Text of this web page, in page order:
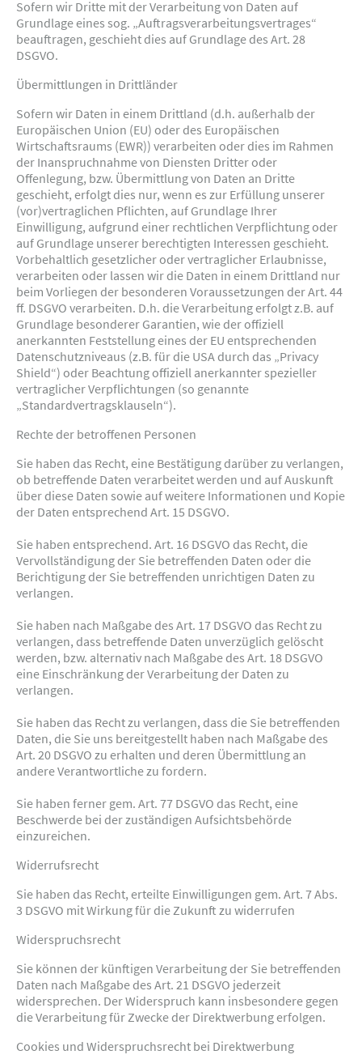
Sofern wir Dritte mit der Verarbeitung von Daten auf
Grundlage eines sog. „Auftragsverarbeitungsvertrages“
beauftragen, geschieht dies auf Grundlage des Art. 28
DSGVO.
Übermittlungen in Drittländer
Sofern wir Daten in einem Drittland (d.h. außerhalb der
Europäischen Union (EU) oder des Europäischen
Wirtschaftsraums (EWR)) verarbeiten oder dies im Rahmen
der Inanspruchnahme von Diensten Dritter oder
Offenlegung, bzw. Übermittlung von Daten an Dritte
geschieht, erfolgt dies nur, wenn es zur Erfüllung unserer
(vor)vertraglichen Pflichten, auf Grundlage Ihrer
Einwilligung, aufgrund einer rechtlichen Verpflichtung oder
auf Grundlage unserer berechtigten Interessen geschieht.
Vorbehaltlich gesetzlicher oder vertraglicher Erlaubnisse,
verarbeiten oder lassen wir die Daten in einem Drittland nur
beim Vorliegen der besonderen Voraussetzungen der Art. 44
ff. DSGVO verarbeiten. D.h. die Verarbeitung erfolgt z.B. auf
Grundlage besonderer Garantien, wie der offiziell
anerkannten Feststellung eines der EU entsprechenden
Datenschutzniveaus (z.B. für die USA durch das „Privacy
Shield“) oder Beachtung offiziell anerkannter spezieller
vertraglicher Verpflichtungen (so genannte
„Standardvertragsklauseln“).
Rechte der betroffenen Personen
Sie haben das Recht, eine Bestätigung darüber zu verlangen,
ob betreffende Daten verarbeitet werden und auf Auskunft
über diese Daten sowie auf weitere Informationen und Kopie
der Daten entsprechend Art. 15 DSGVO.
Sie haben entsprechend. Art. 16 DSGVO das Recht, die
Vervollständigung der Sie betreffenden Daten oder die
Berichtigung der Sie betreffenden unrichtigen Daten zu
verlangen.
Sie haben nach Maßgabe des Art. 17 DSGVO das Recht zu
verlangen, dass betreffende Daten unverzüglich gelöscht
werden, bzw. alternativ nach Maßgabe des Art. 18 DSGVO
eine Einschränkung der Verarbeitung der Daten zu
verlangen.
Sie haben das Recht zu verlangen, dass die Sie betreffenden
Daten, die Sie uns bereitgestellt haben nach Maßgabe des
Art. 20 DSGVO zu erhalten und deren Übermittlung an
andere Verantwortliche zu fordern.
Sie haben ferner gem. Art. 77 DSGVO das Recht, eine
Beschwerde bei der zuständigen Aufsichtsbehörde
einzureichen.
Widerrufsrecht
Sie haben das Recht, erteilte Einwilligungen gem. Art. 7 Abs.
3 DSGVO mit Wirkung für die Zukunft zu widerrufen
Widerspruchsrecht
Sie können der künftigen Verarbeitung der Sie betreffenden
Daten nach Maßgabe des Art. 21 DSGVO jederzeit
widersprechen. Der Widerspruch kann insbesondere gegen
die Verarbeitung für Zwecke der Direktwerbung erfolgen.
Cookies und Widerspruchsrecht bei Direktwerbung